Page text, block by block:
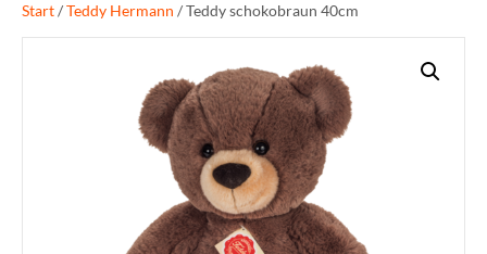
Start/Teddy Hermann / Teddy schokobraun 40cm